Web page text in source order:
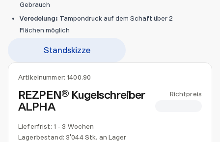
Artikelnummer: 1400.90
REZPEN® Kugelschreiber
ALPHA
Richtpreis
Lieferfrist: 1 - 3 Wochen
Lagerbestand: 3'044 Stk. an Lager
Gebrauch
Veredelung: Tampondruck auf dem Schaft über 2
Flächen möglich
Standskizze